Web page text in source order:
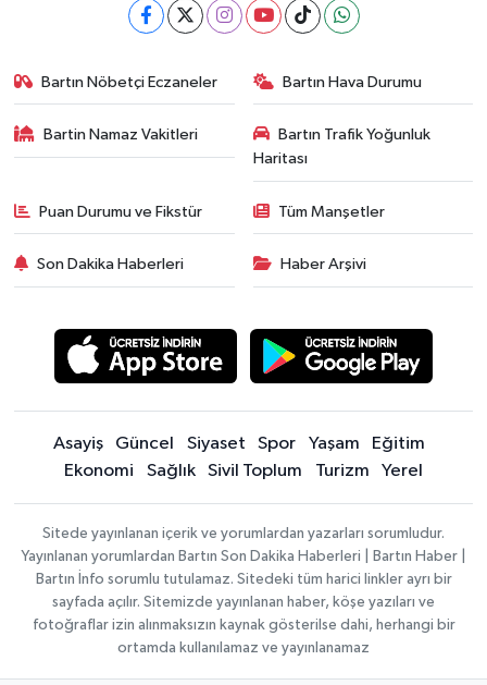
Bartın Nöbetçi Eczaneler Bartın Hava Durumu
Bartin Namaz Vakitleri
Bartın Trafik Yoğunluk
Haritası
Puan Durumu ve Fikstür Tüm Manşetler
Son Dakika Haberleri Haber Arşivi
Asayiş Güncel Siyaset Spor Yaşam
Eğitim
Ekonomi
Sağlık Sivil Toplum Turizm Yerel
Sitede yayınlanan içerik ve yorumlardan yazarları sorumludur.
Yayınlanan yorumlardan Bartın Son Dakika Haberleri | Bartın Haber |
Bartın İnfo sorumlu tutulamaz. Sitedeki tüm harici linkler ayrı bir
sayfada açılır. Sitemizde yayınlanan haber, köşe yazıları ve
fotoğraflar izin alınmaksızın kaynak gösterilse dahi, herhangi bir
ortamda kullanılamaz ve yayınlanamaz